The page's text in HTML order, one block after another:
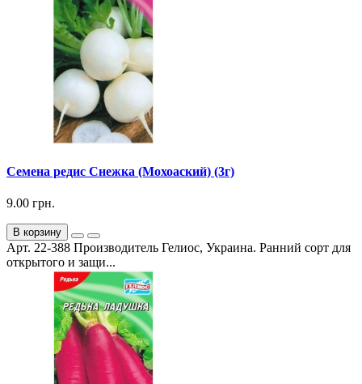
Семена редис Снежка (Мохоаский) (3г)
9.00 грн.
В корзину
Арт. 22-388 Производитель Гелиос, Украина. Ранний сорт для
открытого и защи...